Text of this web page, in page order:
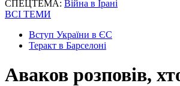
СПЕЦТЕМА: Війна в Ірані
ВСІ ТЕМИ
Вступ України в ЄС
Теракт в Барселоні
Аваков розповів,